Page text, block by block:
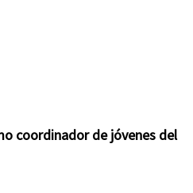
coordinador de jóvenes del